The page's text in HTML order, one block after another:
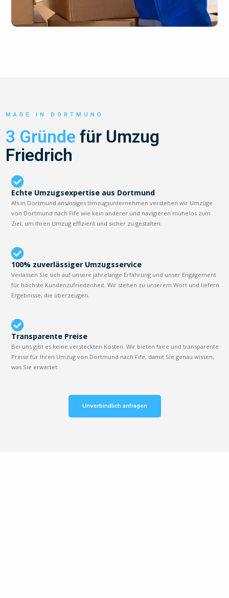
MADE IN DORTMUND
3 Gründe für Umzug
Friedrich
Echte Umzugsexpertise aus Dortmund
Als in Dortmund ansässiges Umzugsunternehmen verstehen wir Umzüge
von Dortmund nach Fife wie kein anderer und navigieren mühelos zum
Ziel, um Ihren Umzug effizient und sicher zu gestalten.
100% zuverlässiger Umzugsservice
Verlassen Sie sich auf unsere jahrelange Erfahrung und unser Engagement
für höchste Kundenzufriedenheit. Wir stehen zu unserem Wort und liefern
Ergebnisse, die überzeugen.
Transparente Preise
Bei uns gibt es keine versteckten Kosten. Wir bieten faire und transparente
Preise für Ihren Umzug von Dortmund nach Fife, damit Sie genau wissen,
was Sie erwartet.
Unverbindlich anfragen